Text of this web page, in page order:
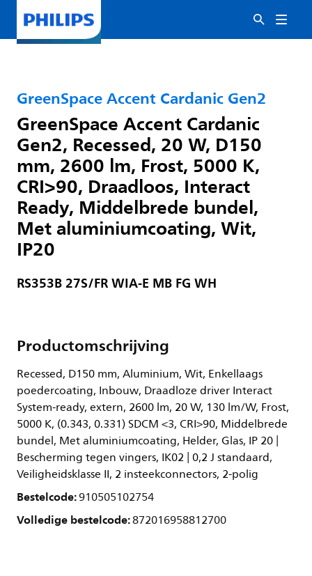
GreenSpace Accent Cardanic Gen2
GreenSpace Accent Cardanic
Gen2, Recessed, 20 W, D150
mm, 2600 lm, Frost, 5000 K,
CRI>90, Draadloos, Interact
Ready, Middelbrede bundel,
Met aluminiumcoating, Wit,
IP20
RS353B 27S/FR WIA-E MB FG WH
Productomschrijving
Recessed, D150 mm, Aluminium, Wit, Enkellaags
poedercoating, Inbouw, Draadloze driver Interact
System-ready, extern, 2600 lm, 20 W, 130 lm/W, Frost,
5000 K, (0.343, 0.331) SDCM <3, CRI>90, Middelbrede
bundel, Met aluminiumcoating, Helder, Glas, IP 20 |
Bescherming tegen vingers, IK02 | 0,2 J standaard,
Veiligheidsklasse II, 2 insteekconnectors, 2-polig
Bestelcode:910505102754
Volledige bestelcode:872016958812700